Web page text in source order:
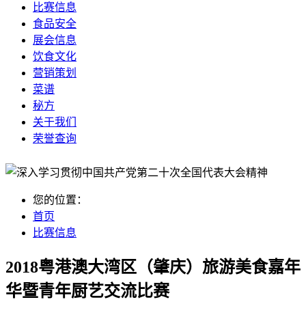
比赛信息
食品安全
展会信息
饮食文化
营销策划
菜谱
秘方
关于我们
荣誉查询
您的位置：
首页
比赛信息
2018粤港澳大湾区（肇庆）旅游美食嘉年
华暨青年厨艺交流比赛